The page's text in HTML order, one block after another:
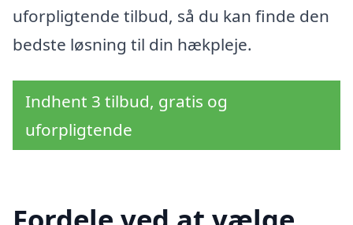
uforpligtende tilbud, så du kan finde den
bedste løsning til din hækpleje.
Indhent 3 tilbud, gratis og
uforpligtende